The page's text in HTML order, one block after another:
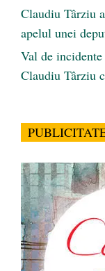
Claudiu Târziu
apelul unei
Val de
Claudiu Târziu